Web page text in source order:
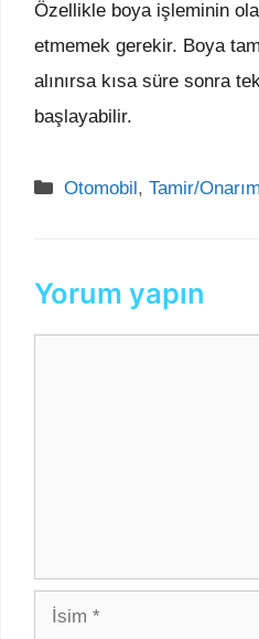
Özellikle boya işleminin
etmemek gerekir. Boya
alınırsa kısa süre sonra
başlayabilir.
Kategoriler
Otomobil,Tamir/
Yorum yapın
İsim